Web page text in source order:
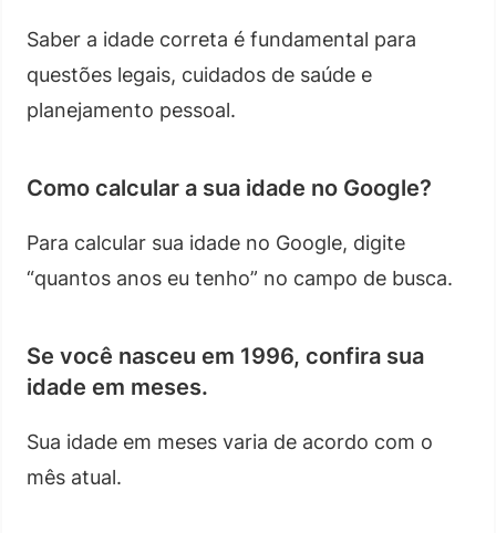
Saber a idade correta é fundamental para
questões legais, cuidados de saúde e
planejamento pessoal.
Como calcular a sua idade no Google?
Para calcular sua idade no Google, digite
“quantos anos eu tenho” no campo de busca.
Se você nasceu em 1996, confira sua
idade em meses.
Sua idade em meses varia de acordo com o
mês atual.